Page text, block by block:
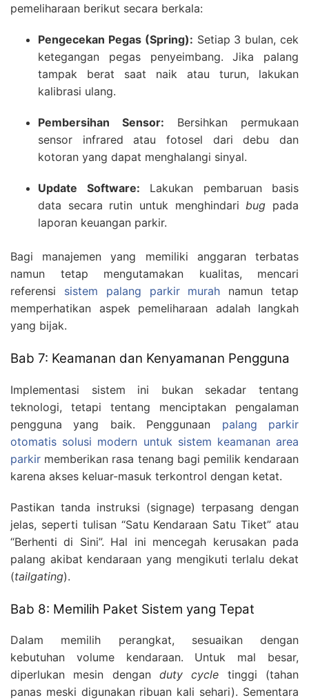
pemeliharaan berikut secara berkala:
Pengecekan Pegas (Spring): Setiap 3 bulan, cek
ketegangan pegas penyeimbang. Jika palang
tampak berat saat naik atau turun, lakukan
kalibrasi ulang.
Pembersihan Sensor: Bersihkan permukaan
sensor infrared atau fotosel dari debu dan
kotoran yang dapat menghalangi sinyal.
Update Software: Lakukan pembaruan basis
data secara rutin untuk menghindari bug pada
laporan keuangan parkir.
Bagi manajemen yang memiliki anggaran terbatas
namun tetap mengutamakan kualitas, mencari
referensi sistem palang parkir murah namun tetap
memperhatikan aspek pemeliharaan adalah langkah
yang bijak.
Bab 7: Keamanan dan Kenyamanan Pengguna
Implementasi sistem ini bukan sekadar tentang
teknologi, tetapi tentang menciptakan pengalaman
pengguna yang baik. Penggunaan palang parkir
otomatis solusi modern untuk sistem keamanan area
parkir memberikan rasa tenang bagi pemilik kendaraan
karena akses keluar-masuk terkontrol dengan ketat.
Pastikan tanda instruksi (signage) terpasang dengan
jelas, seperti tulisan “Satu Kendaraan Satu Tiket” atau
“Berhenti di Sini”. Hal ini mencegah kerusakan pada
palang akibat kendaraan yang mengikuti terlalu dekat
(tailgating).
Bab 8: Memilih Paket Sistem yang Tepat
Dalam memilih perangkat, sesuaikan dengan
kebutuhan volume kendaraan. Untuk mal besar,
diperlukan mesin dengan duty cycle tinggi (tahan
panas meski digunakan ribuan kali sehari). Sementara